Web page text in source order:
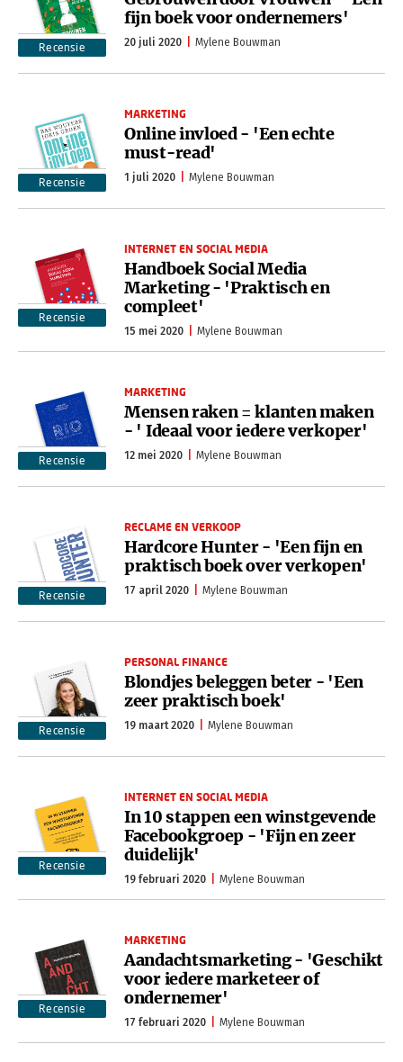
Recensie
fijn boek voor ondernemers'
20 juli 2020 Mylene Bouwman
Recensie
MARKETING
Online invloed - 'Een echte
must-read'
1 juli 2020 Mylene Bouwman
Recensie
INTERNET EN SOCIAL MEDIA
Handboek Social Media
Marketing - 'Praktisch en
compleet'
15 mei 2020 Mylene Bouwman
Recensie
MARKETING
Mensen raken = klanten maken
- ' Ideaal voor iedere verkoper'
12 mei 2020 Mylene Bouwman
Recensie
RECLAME EN VERKOOP
Hardcore Hunter - 'Een fijn en
praktisch boek over verkopen'
17 april 2020 Mylene Bouwman
Recensie
PERSONAL FINANCE
Blondjes beleggen beter - 'Een
zeer praktisch boek'
19 maart 2020 Mylene Bouwman
Recensie
INTERNET EN SOCIAL MEDIA
In 10 stappen een winstgevende
Facebookgroep - 'Fijn en zeer
duidelijk'
19 februari 2020 Mylene Bouwman
Recensie
MARKETING
Aandachtsmarketing - 'Geschikt
voor iedere marketeer of
ondernemer'
17 februari 2020 Mylene Bouwman